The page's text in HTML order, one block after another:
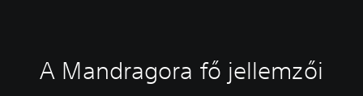
A Mandragora fő jellemzői